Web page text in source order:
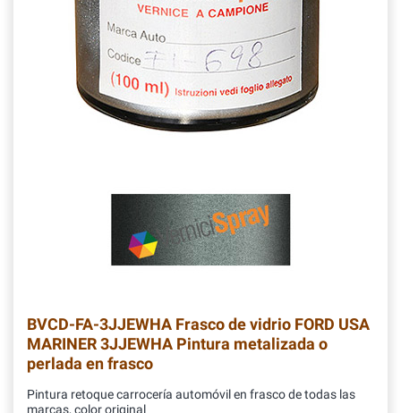
BVCD-FA-3JJEWHA Frasco de vidrio FORD USA
MARINER 3JJEWHA Pintura metalizada o
perlada en frasco
Pintura retoque carrocería automóvil en frasco de todas las
marcas, color original